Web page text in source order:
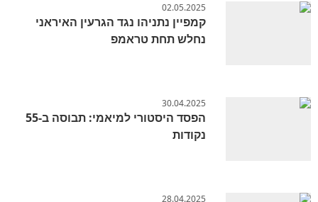
02.05.2025
קמפיין נתניהו נגד הגרעין האיראני
נחלש תחת טראמפ
30.04.2025
הפסד היסטורי למיאמי: תבוסה ב-55
נקודות
28.04.2025